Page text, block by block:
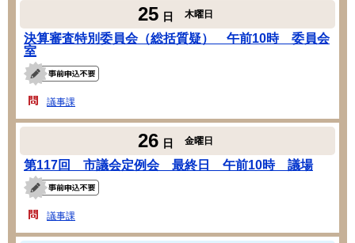
25 日 木曜日
決算審査特別委員会（総括質疑） 午前10時 委員会
室
議事課
26 日 金曜日
第117回 市議会定例会 最終日 午前10時 議場
議事課